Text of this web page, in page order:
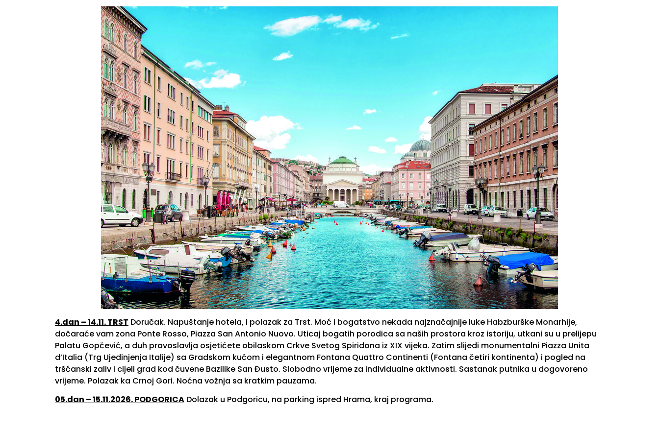
4.dan – 14.11. TRST Doručak. Napuštanje hotela, i polazak za Trst. Moć i bogatstvo nekada najznačajnije luke Habzburške Monarhije,
dočaraće vam zona Ponte Rosso, Piazza San Antonio Nuovo. Uticaj bogatih porodica sa naših prostora kroz istoriju, utkani su u prelijepu
Palatu Gopčević, a duh pravoslavlja osjetićete obilaskom Crkve Svetog Spiridona iz XIX vijeka. Zatim slijedi monumentalni Piazza Unita
d’Italia (Trg Ujedinjenja Italije) sa Gradskom kućom i elegantnom Fontana Quattro Continenti (Fontana četiri kontinenta) i pogled na
tršćanski zaliv i cijeli grad kod čuvene Bazilike San Đusto. Slobodno vrijeme za individualne aktivnosti. Sastanak putnika u dogovoreno
vrijeme. Polazak ka Crnoj Gori. Noćna vožnja sa kratkim pauzama.
05.dan – 15.11.2026.PODGORICA Dolazak u Podgoricu, na parking ispred Hrama, kraj programa.